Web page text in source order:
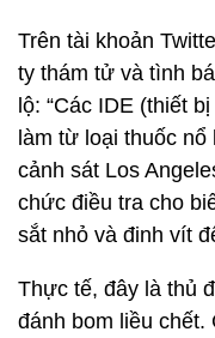
Trên tài khoản
ty thám tử và tình
lộ: “Các IDE (thiết
làm từ loại thuốc nổ
cảnh sát Los
chức điều tra cho
sắt nhỏ và đinh vít
Thực tế, đây là thủ
đánh bom liều chết.